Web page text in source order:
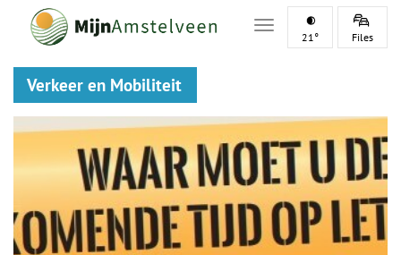
Toggle navigation
21° Files
Verkeer en Mobiliteit